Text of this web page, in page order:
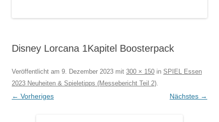
Disney Lorcana 1Kapitel Boosterpack
Veröffentlicht am 9. Dezember 2023 mit 300 × 150 in SPIEL Essen
2023 Neuheiten & Spieletipps (Messebericht Teil 2).
← Vorheriges Nächstes →